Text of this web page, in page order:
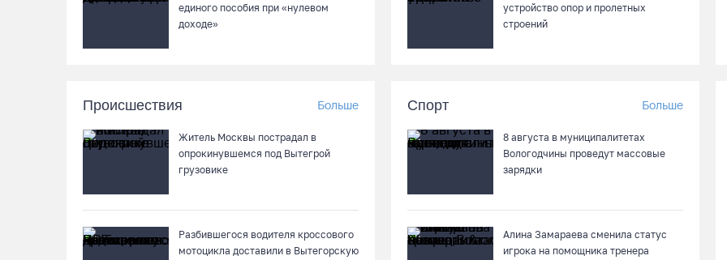
единого пособия при «нулевом
доходе»
устройство опор и пролетных
строений
Происшествия Больше
Житель Москвы пострадал в
опрокинувшемся под Вытегрой
грузовике
Разбившегося водителя кроссового
мотоцикла доставили в Вытегорскую
Спорт Больше
8 августа в муниципалитетах
Вологодчины проведут массовые
зарядки
Алина Замараева сменила статус
игрока на помощника тренера